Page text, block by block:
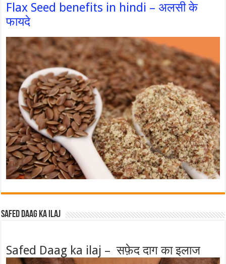
Flax Seed benefits in hindi – अलसी के
फायदे
Safed Daag ka ilaj
Safed Daag ka ilaj – सफ़ेद दाग का इलाज